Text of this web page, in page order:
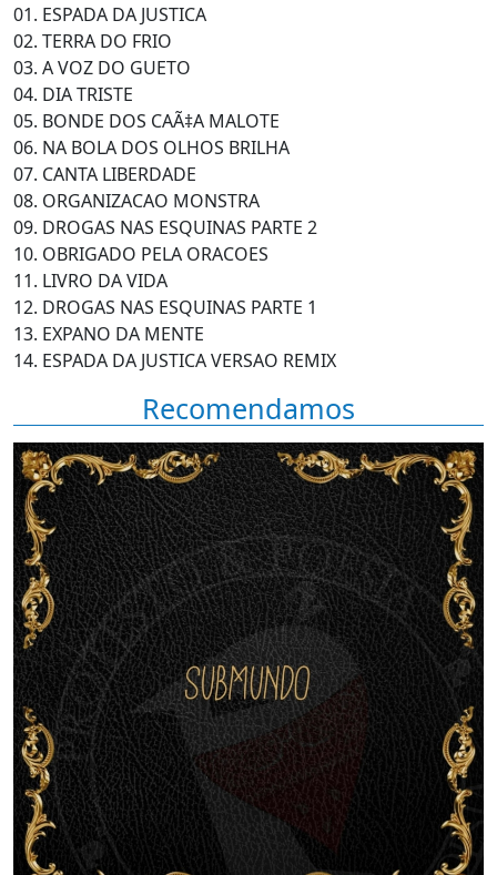
01. ESPADA DA JUSTICA
02. TERRA DO FRIO
03. A VOZ DO GUETO
04. DIA TRISTE
05. BONDE DOS CAÃ‡A MALOTE
06. NA BOLA DOS OLHOS BRILHA
07. CANTA LIBERDADE
08. ORGANIZACAO MONSTRA
09. DROGAS NAS ESQUINAS PARTE 2
10. OBRIGADO PELA ORACOES
11. LIVRO DA VIDA
12. DROGAS NAS ESQUINAS PARTE 1
13. EXPANO DA MENTE
14. ESPADA DA JUSTICA VERSAO REMIX
Recomendamos